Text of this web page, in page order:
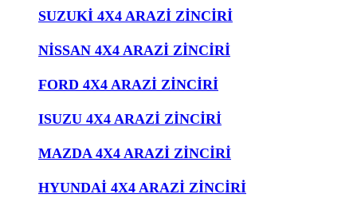
SUZUKİ 4X4 ARAZİ ZİNCİRİ
NİSSAN 4X4 ARAZİ ZİNCİRİ
FORD 4X4 ARAZİ ZİNCİRİ
ISUZU 4X4 ARAZİ ZİNCİRİ
MAZDA 4X4 ARAZİ ZİNCİRİ
HYUNDAİ 4X4 ARAZİ ZİNCİRİ